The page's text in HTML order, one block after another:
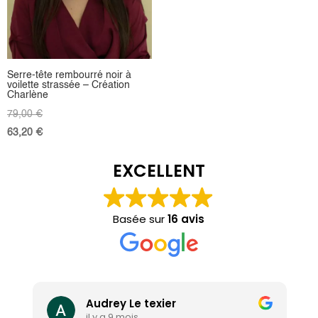
Serre-tête rembourré noir à
voilette strassée – Création
Charlène
79,00€
63,20 €
EXCELLENT
Basée sur16 avis
Audrey Le texier